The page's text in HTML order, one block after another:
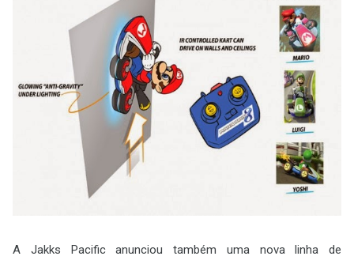
A Jakks Pacific anunciou também uma nova linha de